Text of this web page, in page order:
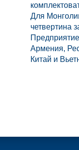
Для
четвертина
Армения,
Китай и